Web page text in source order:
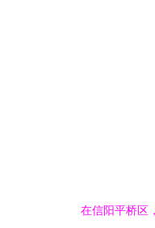
在信阳平桥区